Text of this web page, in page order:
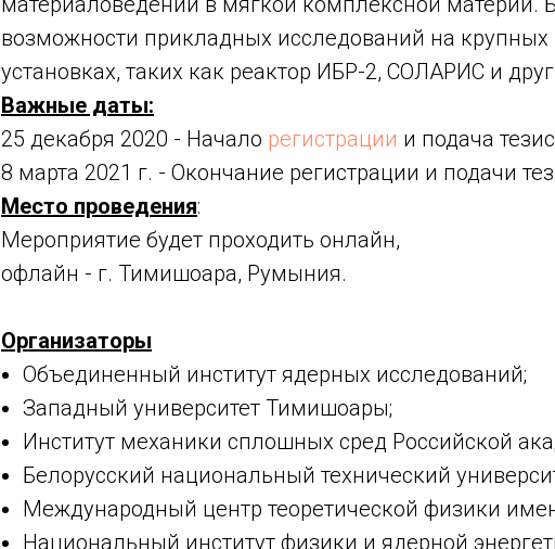
возможности прикладных исследований на крупных
установках, таких как реактор ИБР-2, СОЛАРИС и
Важные даты:
25 декабря 2020 - Начало регистрации и подача
8 марта 2021 г. - Окончание регистрации и подачи
Место проведения:
Мероприятие будет проходить онлайн,
офлайн - г. Тимишоара, Румыния.
Организаторы
Объединенный институт ядерных исследований;
Западный университет Тимишоары;
Институт механики сплошных сред Российской
Белорусский национальный технический
Международный центр теоретической физики
Национальный институт физики и ядерной